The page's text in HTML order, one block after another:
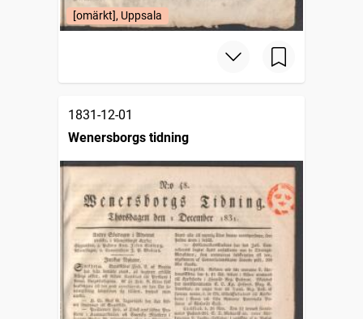
[omärkt], Uppsala
1831-12-01
Wenersborgs tidning